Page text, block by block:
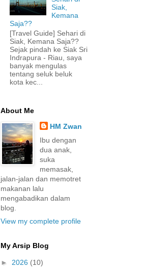
Siak,
Kemana
Saja??
[Travel Guide] Sehari di
Siak, Kemana Saja??
Sejak pindah ke Siak Sri
Indrapura - Riau, saya
banyak mengulas
tentang seluk beluk
kota kec...
About Me
HM Zwan
Ibu dengan
dua anak,
suka
memasak,
jalan-jalan dan memotret
makanan lalu
mengabadikan dalam
blog.
View my complete profile
My Arsip Blog
► 2026 (10)